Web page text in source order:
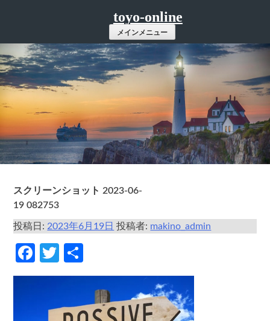
ツ
へ
ス
キ
ッ
プ
toyo-online
メインメニュー
スクリーンショット 2023-06-
19 082753
投稿日: 2023年6月19日 投稿者: makino_admin
Facebook
Twitter
有